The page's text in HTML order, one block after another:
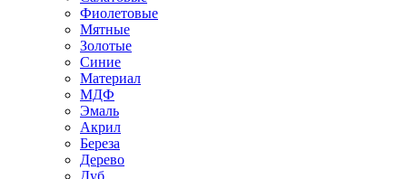
Фиолетовые
Мятные
Золотые
Синие
Материал
МДФ
Эмаль
Акрил
Береза
Дерево
Дуб